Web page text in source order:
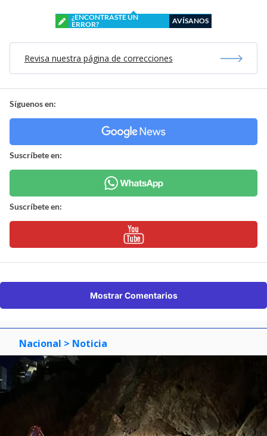
¿ENCONTRASTE UN
ERROR?
AVÍSANOS
Revisa nuestra página de correcciones
Síguenos en:
Suscríbete en:
Suscríbete en:
Mostrar Comentarios
Nacional > Noticia